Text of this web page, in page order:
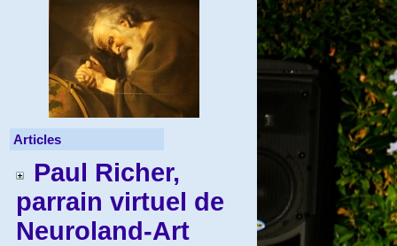
Articles
Paul Richer,
parrain virtuel de
Neuroland-Art